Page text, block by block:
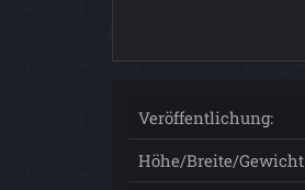
Veröffentlichung:
Höhe/Breite/Gewicht